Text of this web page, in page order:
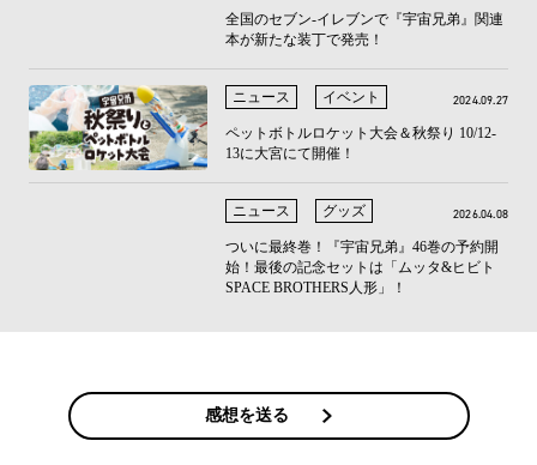
全国のセブン‐イレブンで『宇宙兄弟』関連
本が新たな装丁で発売！
ペットボトルロケット大会＆秋祭り 10/12-
13に大宮にて開催！
ニュース イベント 2024.09.27
ついに最終巻！『宇宙兄弟』46巻の予約開
始！最後の記念セットは「ムッタ&ヒビト
SPACE BROTHERS人形」！
ニュース グッズ 2026.04.08
感想を送る